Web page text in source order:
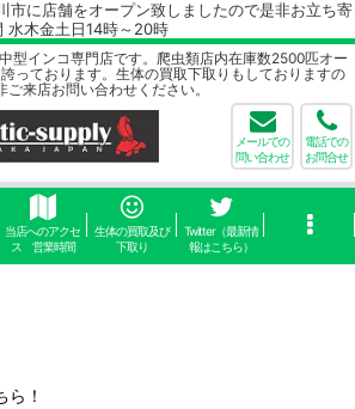
をオープン致しましたので是非お立ち寄
金土日14時～20時
型インコ専門店です。爬虫類店内在庫数2500匹オー
っております。生体の買取下取りもしておりますの
ご来店お問い合わせください。
メールでの
問い合わせ
電話での
お問合せ
当店へのアクセ
ス 営業時間
生体の買取及び
下取り
Twitter（最新情
報はこちら）
！